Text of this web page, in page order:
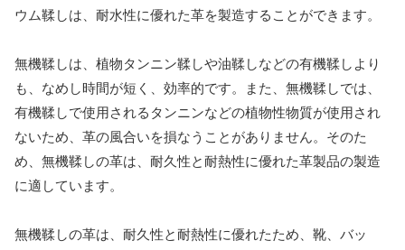
ウム鞣しは、耐水性に優れた革を製造することができます。
無機鞣しは、植物タンニン鞣しや油鞣しなどの有機鞣しより
も、なめし時間が短く、効率的です。また、無機鞣しでは、
有機鞣しで使用されるタンニンなどの植物性物質が使用され
ないため、革の風合いを損なうことがありません。そのた
め、無機鞣しの革は、耐久性と耐熱性に優れた革製品の製造
に適しています。
無機鞣しの革は、耐久性と耐熱性に優れたため、靴、バッ